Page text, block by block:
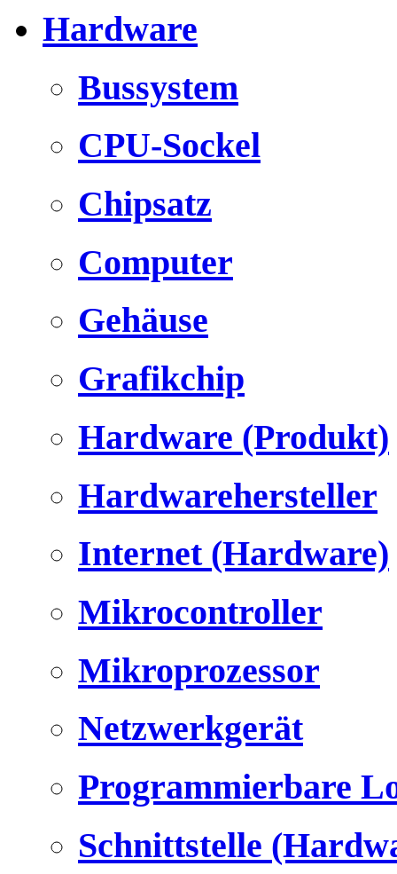
Hardware
Bussystem
CPU-Sockel
Chipsatz
Computer
Gehäuse
Grafikchip
Hardware (Produkt)
Hardwarehersteller
Internet (Hardware)
Mikrocontroller
Mikroprozessor
Netzwerkgerät
Programmierbare
Schnittstelle